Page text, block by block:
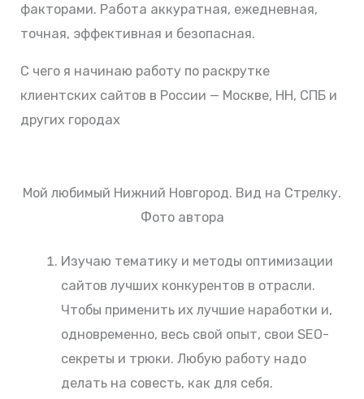
факторами. Работа аккуратная, ежедневная,
точная, эффективная и безопасная.
С чего я начинаю работу по раскрутке
клиентских сайтов в России — Москве, НН, СПБ и
других городах
Мой любимый Нижний Новгород. Вид на Стрелку.
Фото автора
Изучаю тематику и методы оптимизации
сайтов лучших конкурентов в отрасли.
Чтобы применить их лучшие наработки и,
одновременно, весь свой опыт, свои SEO-
секреты и трюки. Любую работу надо
делать на совесть, как для себя.